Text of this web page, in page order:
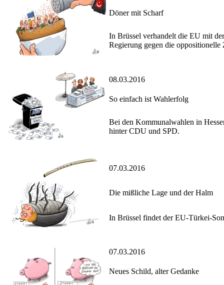
Döner mit Scharf
In Brüssel verhandelt die EU mit
Regierung gegen die
08.03.2016
So einfach ist Wahlerfolg
Bei den Kommunalwahlen in
hinter CDU und SPD.
07.03.2016
Die mißliche Lage und der Halm
In Brüssel findet der EU-Türkei-
07.03.2016
Neues Schild, alter Gedanke